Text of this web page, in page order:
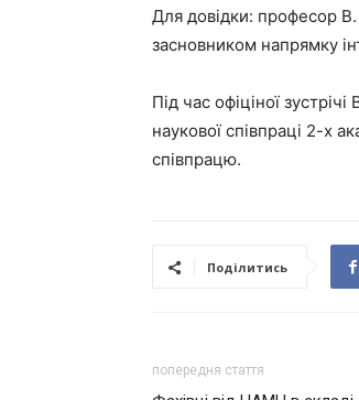
Для довідки: професор
засновником напрямку
Під час офіціної
наукової співпраці 2-х
співпрацю.
Поділитись
попередня стаття